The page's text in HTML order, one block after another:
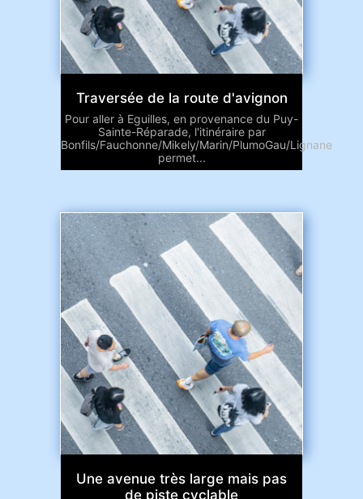
Traversée de la route d'avignon
Pour aller à Eguilles, en provenance du Puy-
Sainte-Réparade, l'itinéraire par
Bonfils/Fauchonne/Mikely/Marin/PlumoGau/Lignane
permet...
Une avenue très large mais pas
de piste cyclable